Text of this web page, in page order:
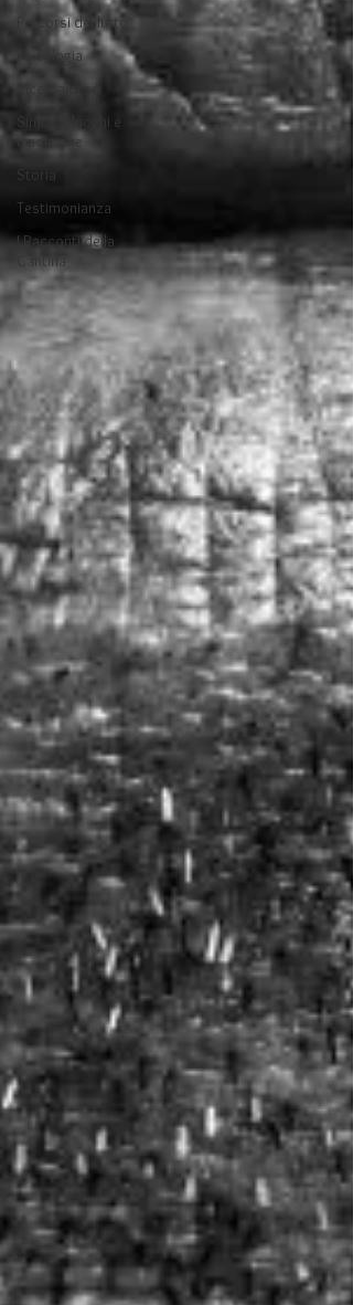
Percorsi del lutto
Psicologia
Ricerca di sé
Simboli, luoghi e
tradizione
Storia
Testimonianza
I Racconti della
Cantina